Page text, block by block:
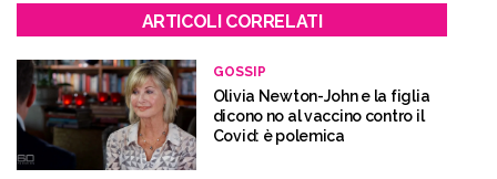
ARTICOLI CORRELATI
GOSSIP
Olivia Newton-John e la figlia
dicono no al vaccino contro il
Covid: è polemica